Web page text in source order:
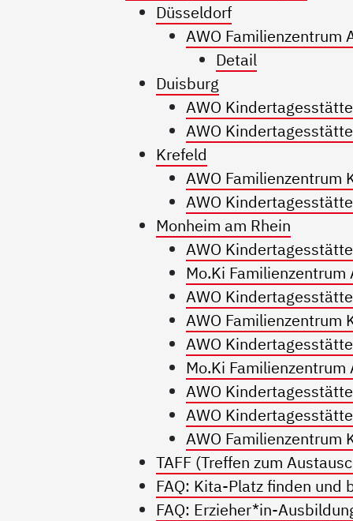
Düsseldorf
AWO Familienzentrum
Detail
Duisburg
AWO
AWO
Krefeld
AWO Familienzentrum
AWO
Monheim am Rhein
AWO
Mo.Ki
AWO
AWO Familienzentrum
AWO
Mo.Ki
AWO
AWO
AWO Familienzentrum
TAFF (Treffen zum
FAQ: Kita-Platz finden und
FAQ: Erzieher*in-